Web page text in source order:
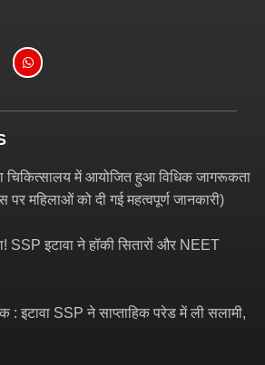
चिकित्सालय में आयोजित हुआ विधिक जागरूकता
पर महिलाओं को दी गई महत्वपूर्ण जानकारी)
SSP इटावा ने हॉकी सितारों और NEET
: इटावा SSP ने साप्ताहिक परेड में ली सलामी,